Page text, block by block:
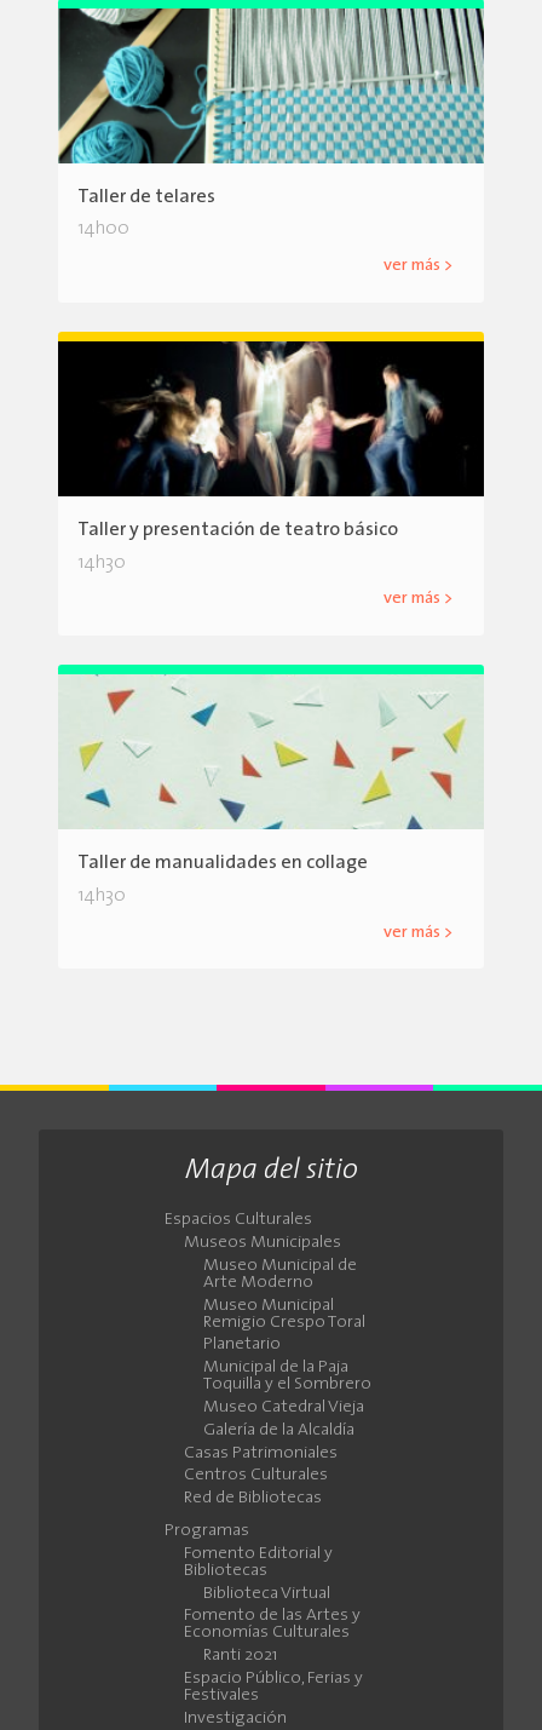
Taller de telares
14h00
ver más >
Taller y presentación de teatro básico
14h30
ver más >
Taller de manualidades en collage
14h30
ver más >
Mapa del sitio
Espacios Culturales
Museos Municipales
Museo Municipal de
Arte Moderno
Museo Municipal
Remigio Crespo Toral
Planetario
Municipal de la Paja
Toquilla y el Sombrero
Museo Catedral Vieja
Galería de la Alcaldía
Casas Patrimoniales
Centros Culturales
Red de Bibliotecas
Programas
Fomento Editorial y
Bibliotecas
Biblioteca Virtual
Fomento de las Artes y
Economías Culturales
Ranti 2021
Espacio Público, Ferias y
Festivales
Investigación